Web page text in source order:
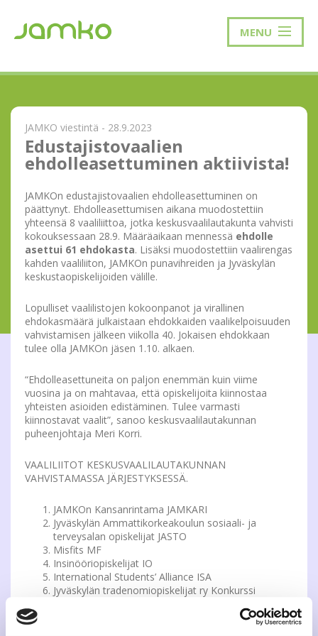
MENU
JAMKO viestintä - 28.9.2023
Edustajistovaalien
ehdolleasettuminen aktiivista!
JAMKOn edustajistovaalien ehdolleasettuminen on
päättynyt. Ehdolleasettumisen aikana muodostettiin
yhteensä 8 vaaliliittoa, jotka keskusvaalilautakunta vahvisti
kokouksessaan 28.9. Määräaikaan mennessä ehdolle
asettui 61 ehdokasta. Lisäksi muodostettiin vaalirengas
kahden vaaliliiton, JAMKOn punavihreiden ja Jyväskylän
keskustaopiskelijoiden välille.
Lopulliset vaalilistojen kokoonpanot ja virallinen
ehdokasmäärä julkaistaan ehdokkaiden vaalikelpoisuuden
vahvistamisen jälkeen viikolla 40. Jokaisen ehdokkaan
tulee olla JAMKOn jäsen 1.10. alkaen.
“Ehdolleasettuneita on paljon enemmän kuin viime
vuosina ja on mahtavaa, että opiskelijoita kiinnostaa
yhteisten asioiden edistäminen. Tulee varmasti
kiinnostavat vaalit”, sanoo keskusvaalilautakunnan
puheenjohtaja Meri Korri.
VAALILIITOT KESKUSVAALILAUTAKUNNAN
VAHVISTAMASSA JÄRJESTYKSESSÄ.
JAMKOn Kansanrintama JAMKARI
Jyväskylän Ammattikorkeakoulun sosiaali- ja
terveysalan opiskelijat JASTO
Misfits MF
Insinööriopiskelijat IO
International Students’ Alliance ISA
Jyväskylän tradenomiopiskelijat ry Konkurssi